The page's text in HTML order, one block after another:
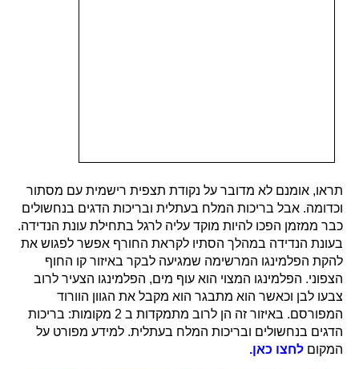
תראו, אומנם לא מדובר על נקודת תצפית רישמית עם מסתור
וכדומה. אבל בריכות המלח בעתלית ובריכות הדגים בנחשולים
כבר ממזמן הפכו להיות מוקד עליה לרגל בתחילת עונת הנדידה.
בעונת הנדידה במהלך הסתיו לקראת החורף אפשר לפגוש את
להקת הפלמינגו המרשימה שמגיעה לבקר באיזור קו החוף
הצפוני. הפלמינגו המצוי הוא עוף מים, הפלמינגו הצעיר לרוב
צבעו לבן וכאשר הוא מתבגר הוא מקבל את הגוון הוורוד
המפורסם. באיזור זה הן לרוב מתמקדות ב 2 מקומות: בריכות
הדגים בנחשולים ובריכות המלח בעתלית. למידע מפורט על
המקום לחצו כאן.